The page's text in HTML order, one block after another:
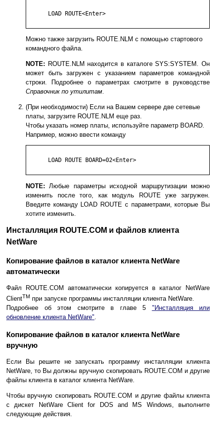
      LOAD ROUTE<Enter>
Можно также загрузить ROUTE.NLM с помощью стартового
командного файла.
NOTE: ROUTE.NLM находится в каталоге SYS:SYSTEM. Он
может быть загружен с указанием параметров командной
строки. Подробнее о параметрах смотрите в руководстве
Справочник по утилитам
(При необходимости) Если на Вашем сервере две сетевые
платы, загрузите ROUTE.NLM еще раз.
Чтобы указать номер платы, используйте параметр BOARD.
Например, можно ввести команду
      LOAD ROUTE BOARD=02<Enter>
NOTE: Любые параметры исходной маршрутизации можно
изменить после того, как модуль ROUTE уже загружен.
Введите команду LOAD ROUTE с параметрами, которые Вы
хотите изменить.
Инсталляция ROUTE.COM и файлов клиента
NetWare
Копирование файлов в каталог клиента NetWare
автоматически
Файл ROUTE.COM автоматически копируется в каталог NetWare
ClientTM при запуске программы инсталляции клиента NetWare.
Подробнее об этом смотрите в главе 5 "Инсталляция или
обновление клиента NetWare".
Копирование файлов в каталог клиента NetWare
вручную
Если Вы решите не запускать программу инсталляции клиента
NetWare, то Вы должны вручную скопировать ROUTE.COM и другие
файлы клиента в каталог клиента NetWare.
Чтобы вручную скопировать ROUTE.COM и другие файлы клиента
с дискет NetWare Client for DOS and MS Windows, выполните
следующие действия.